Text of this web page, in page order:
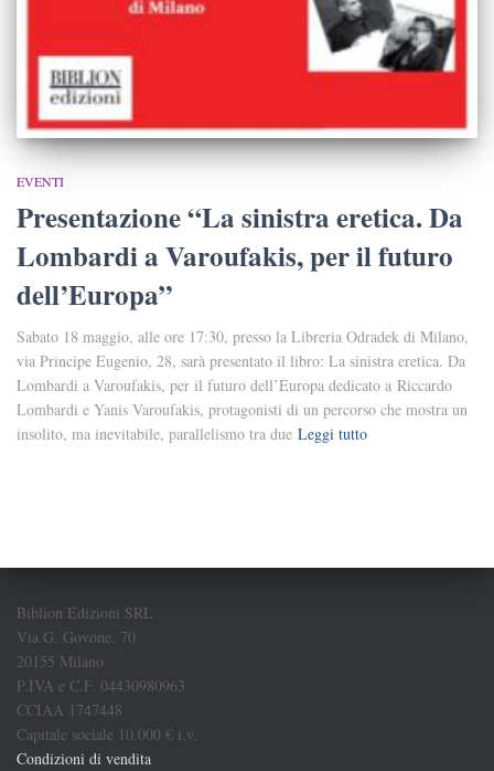
EVENTI
Presentazione “La sinistra eretica. Da
Lombardi a Varoufakis, per il futuro
dell’Europa”
Sabato 18 maggio, alle ore 17:30, presso la Libreria Odradek di Milano,
via Principe Eugenio, 28, sarà presentato il libro: La sinistra eretica. Da
Lombardi a Varoufakis, per il futuro dell’Europa dedicato a Riccardo
Lombardi e Yanis Varoufakis, protagonisti di un percorso che mostra un
insolito, ma inevitabile, parallelismo tra due Leggi tutto
Biblion Edizioni SRL
Via G. Govone, 70
20155 Milano
P.IVA e C.F. 04430980963
CCIAA 1747448
Capitale sociale 10.000 € i.v.
Condizioni di vendita